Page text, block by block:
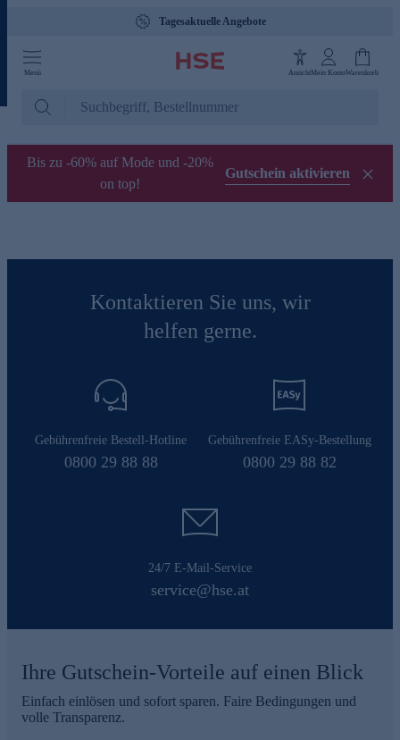
Tagesaktuelle Angebote
Menü AnsichtMein KontoWarenkorb
Bis zu -60% auf Mode und -20%
on top!
Gutschein aktivieren
Kontaktieren Sie uns, wir
helfen gerne.
Gebührenfreie Bestell-Hotline
0800 29 88 88
Gebührenfreie EASy-Bestellung
0800 29 88 82
24/7 E-Mail-Service
service@hse.at
Ihre Gutschein-Vorteile auf einen Blick
Einfach einlösen und sofort sparen. Faire Bedingungen und
volle Transparenz.